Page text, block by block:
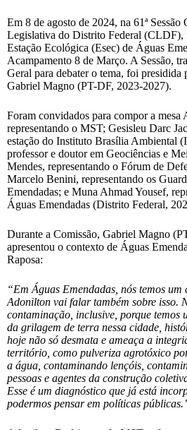
Em 8 de agosto de 2024, na 61ª Sessão
Legislativa do Distrito Federal (CLDF),
Estação Ecológica (Esec) de Águas
Acampamento 8 de Março. A Sessão,
Geral para debater o tema, foi presidida
Gabriel Magno (PT-DF, 2023-2027).
Foram convidados para compor a
representando o MST; Gesisleu Darc
estação do Instituto Brasília Ambiental
professor e doutor em Geociências e
Mendes, representando o Fórum de
Marcelo Benini, representando os
Emendadas; e Muna Ahmad Yousef,
Águas Emendadas (Distrito Federal,
Durante a Comissão, Gabriel Magno
apresentou o contexto de Águas
Raposa:
“Em Águas Emendadas, nós temos
Adonilton vai falar também sobre isso.
contaminação, inclusive, porque temos
da grilagem de terra nessa cidade,
hoje não só desmata e ameaça a
território, como pulveriza agrotóxico
a água, contaminando lençóis,
pessoas e agentes da construção
Esse é um diagnóstico que já está
podermos pensar em políticas